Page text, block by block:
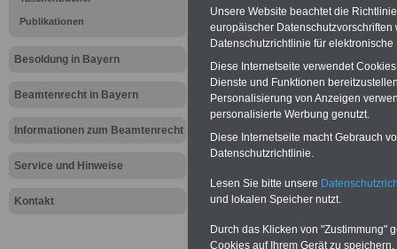
Publikationen
Besoldung in Bayern
Beamtenrecht in Bayern
Informationen zum Beamtenrecht
Service und Hinweise
Kontakt
Meldung
BEHÖRDEN-ABOmit drei
nur 25,00 Euro: Wissenswertes für
sorgungsrecht (Bund/Länder) sowie
Beihilferecht in Bund und Ländern.
Unsere Website beachtet die
europäischer
Datenschutzrichtlinie für
Diese Internetseite verwendet
Dienste und Funktionen
Personalisierung von Anzeigen
personalisierte Werbung genutzt.
Diese Internetseite macht Gebrauch
Datenschutzrichtlinie.
Lesen Sie bitte unsere
und lokalen Speicher nutzt.
Durch das Klicken von "Zustimmung"
Cookies auf Ihrem Gerät zu speichern.